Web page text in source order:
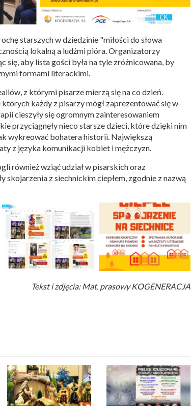
starszych w dziedzinie "miłości do słowa
lokalną a ludźmi pióra. Organizatorzy
aby lista gości była na tyle zróżnicowana, by
formami literackimi.
z którymi pisarze mierzą się na co dzień.
każdy z pisarzy mógł zaprezentować się w
cieszyły się ogromnym zainteresowaniem
przyciągnęły nieco starsze dzieci, które dzięki nim
wykreować bohatera historii. Największą
z języka komunikacji kobiet i mężczyzn.
również wziąć udział w pisarskich oraz
skojarzenia z siechnickim ciepłem, zgodnie z nazwą
Tekst i zdjęcia: Mat. prasowy KOGENERACJA